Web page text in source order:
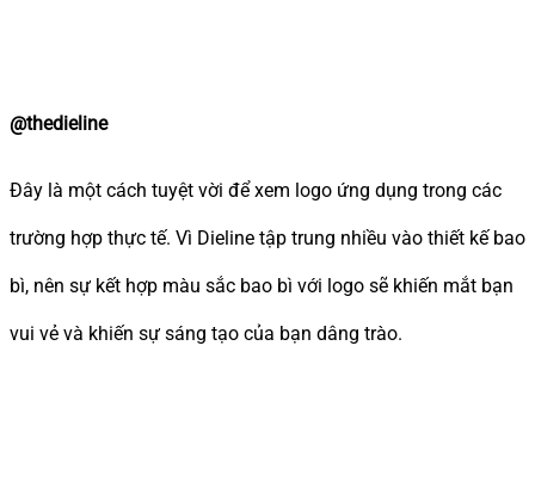
@thedieline
Đây là một cách tuyệt vời để xem logo ứng dụng trong các
trường hợp thực tế. Vì Dieline tập trung nhiều vào thiết kế bao
bì, nên sự kết hợp màu sắc bao bì với logo sẽ khiến mắt bạn
vui vẻ và khiến sự sáng tạo của bạn dâng trào.